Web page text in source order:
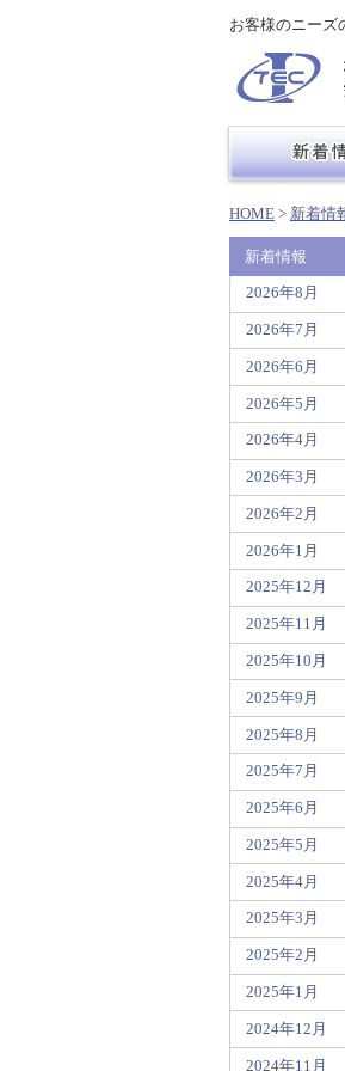
お客様のニーズ
HOME > 新着情
新着情報
2026年8月
2026年7月
2026年6月
2026年5月
2026年4月
2026年3月
2026年2月
2026年1月
2025年12月
2025年11月
2025年10月
2025年9月
2025年8月
2025年7月
2025年6月
2025年5月
2025年4月
2025年3月
2025年2月
2025年1月
2024年12月
2024年11月